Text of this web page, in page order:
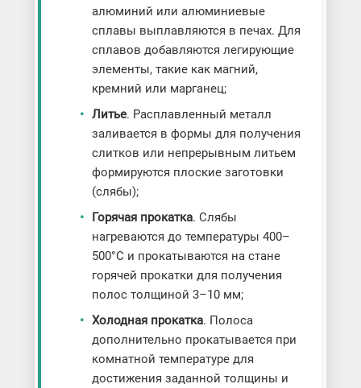
алюминий или алюминиевые
сплавы выплавляются в печах. Для
сплавов добавляются легирующие
элементы, такие как магний,
кремний или марганец;
Литье. Расплавленный металл
заливается в формы для получения
слитков или непрерывным литьем
формируются плоские заготовки
(слябы);
Горячая прокатка. Слябы
нагреваются до температуры 400–
500°C и прокатываются на стане
горячей прокатки для получения
полос толщиной 3–10 мм;
Холодная прокатка. Полоса
дополнительно прокатывается при
комнатной температуре для
достижения заданной толщины и